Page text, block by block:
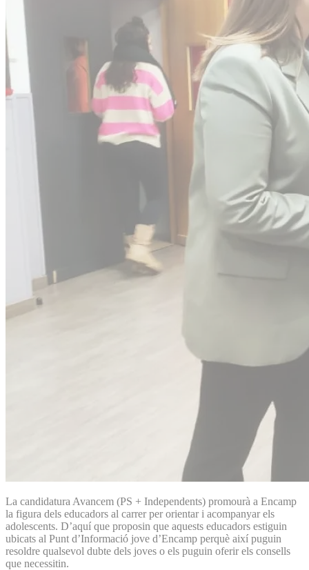
La candidatura Avancem (PS + Independents) promourà a Encamp
la figura dels educadors al carrer per orientar i acompanyar els
adolescents. D’aquí que proposin que aquests educadors estiguin
ubicats al Punt d’Informació jove d’Encamp perquè així puguin
resoldre qualsevol dubte dels joves o els puguin oferir els consells
que necessitin.